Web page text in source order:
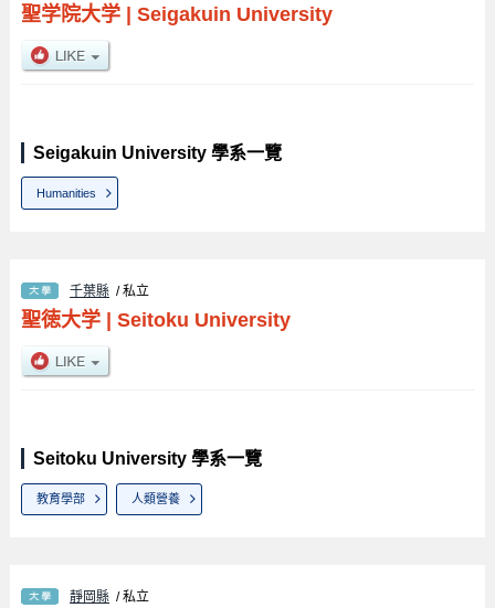
聖学院大学| Seigakuin University
Seigakuin University 學系一覽
Humanities
千葉縣 / 私立
聖徳大学| Seitoku University
Seitoku University 學系一覽
教育學部 人類營養
靜岡縣 / 私立